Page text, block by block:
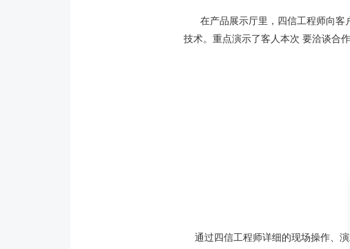
在产品展示厅里，四信工程师向客
技术。重点演示了客人本次 要洽谈合
通过四信工程师详细的现场操作、